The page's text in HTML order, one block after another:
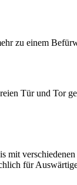
zu einem
Tür und Tor
für